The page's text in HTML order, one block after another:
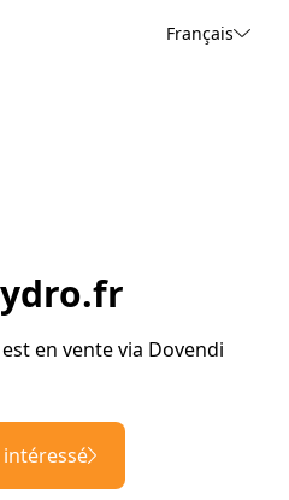
Français
en vente via Dovendi
intéressé